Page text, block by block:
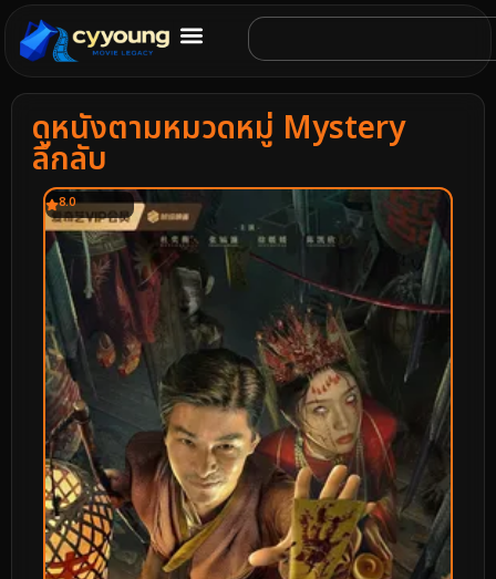
ดูหนังตามหมวดหมู่ Mystery
ลึกลับ
8.0